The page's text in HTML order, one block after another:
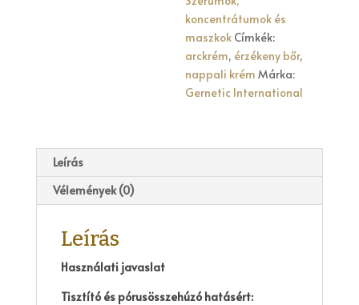
koncentrátumok és
maszkok Címkék:
arckrém, érzékeny bőr,
nappali krém Márka:
Gernetic International
Leírás
Vélemények (0)
Leírás
Használati javaslat
Tisztító és pórusösszehúzó hatásért: